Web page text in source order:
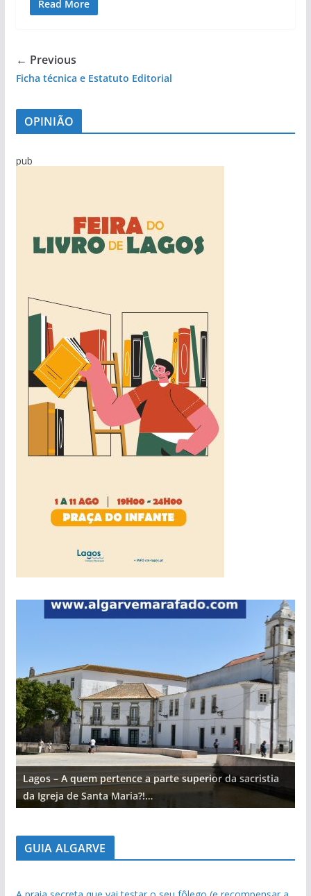
Read More
← Previous
Ficha técnica e Estatuto Editorial
OPINIÃO
pub
Lagos – A quem pertence a parte superior da sacristia
da Igreja de Santa Maria?!…
GUIA ALGARVE